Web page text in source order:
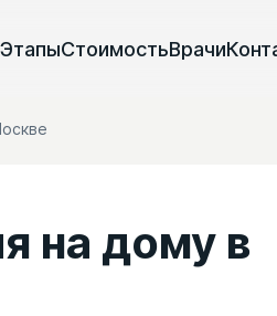
ЭтапыСтоимостьВрачи
на дому в